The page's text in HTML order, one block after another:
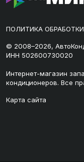
ПОЛИТИКА
© 2008–2026,
ИНН 502600730020
Интернет-магазин
кондиционеров. Все
Карта сайта